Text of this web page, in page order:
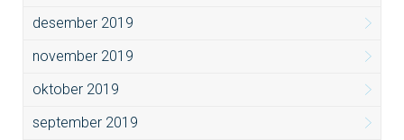
desember 2019
november 2019
oktober 2019
september 2019